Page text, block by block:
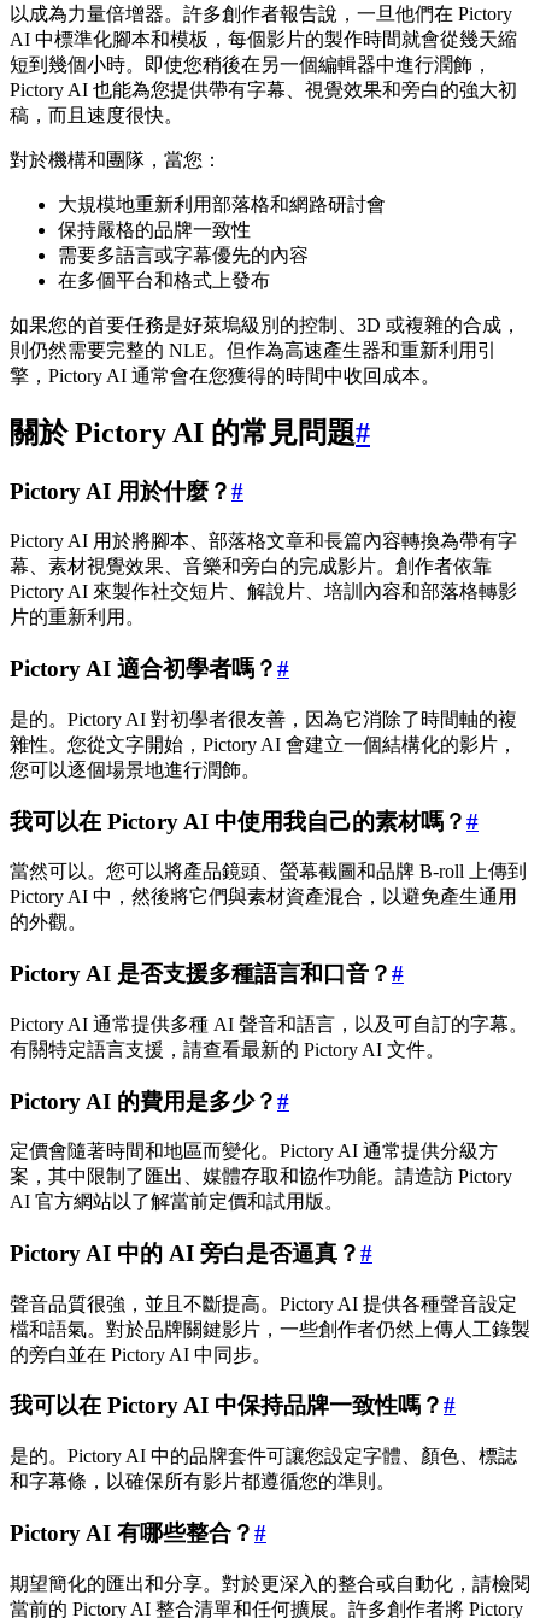
以成為力量倍增器。許多創作者報告說，一旦他們在 Pictory
AI 中標準化腳本和模板，每個影片的製作時間就會從幾天縮
短到幾個小時。即使您稍後在另一個編輯器中進行潤飾，
Pictory AI 也能為您提供帶有字幕、視覺效果和旁白的強大初
稿，而且速度很快。
對於機構和團隊，當您：
大規模地重新利用部落格和網路研討會
保持嚴格的品牌一致性
需要多語言或字幕優先的內容
在多個平台和格式上發布
如果您的首要任務是好萊塢級別的控制、3D 或複雜的合成，
則仍然需要完整的 NLE。但作為高速產生器和重新利用引
擎，Pictory AI 通常會在您獲得的時間中收回成本。
關於 Pictory AI 的常見問題#
Pictory AI 用於什麼？#
Pictory AI 用於將腳本、部落格文章和長篇內容轉換為帶有字
幕、素材視覺效果、音樂和旁白的完成影片。創作者依靠
Pictory AI 來製作社交短片、解說片、培訓內容和部落格轉影
片的重新利用。
Pictory AI 適合初學者嗎？#
是的。Pictory AI 對初學者很友善，因為它消除了時間軸的複
雜性。您從文字開始，Pictory AI 會建立一個結構化的影片，
您可以逐個場景地進行潤飾。
我可以在 Pictory AI 中使用我自己的素材嗎？#
當然可以。您可以將產品鏡頭、螢幕截圖和品牌 B-roll 上傳到
Pictory AI 中，然後將它們與素材資產混合，以避免產生通用
的外觀。
Pictory AI 是否支援多種語言和口音？#
Pictory AI 通常提供多種 AI 聲音和語言，以及可自訂的字幕。
有關特定語言支援，請查看最新的 Pictory AI 文件。
Pictory AI 的費用是多少？#
定價會隨著時間和地區而變化。Pictory AI 通常提供分級方
案，其中限制了匯出、媒體存取和協作功能。請造訪 Pictory
AI 官方網站以了解當前定價和試用版。
Pictory AI 中的 AI 旁白是否逼真？#
聲音品質很強，並且不斷提高。Pictory AI 提供各種聲音設定
檔和語氣。對於品牌關鍵影片，一些創作者仍然上傳人工錄製
的旁白並在 Pictory AI 中同步。
我可以在 Pictory AI 中保持品牌一致性嗎？#
是的。Pictory AI 中的品牌套件可讓您設定字體、顏色、標誌
和字幕條，以確保所有影片都遵循您的準則。
Pictory AI 有哪些整合？#
期望簡化的匯出和分享。對於更深入的整合或自動化，請檢閱
當前的 Pictory AI 整合清單和任何擴展。許多創作者將 Pictory